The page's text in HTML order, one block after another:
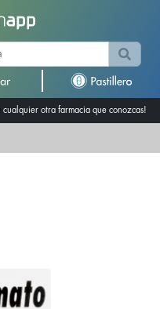
cualquier otra farmacia que conozcas!